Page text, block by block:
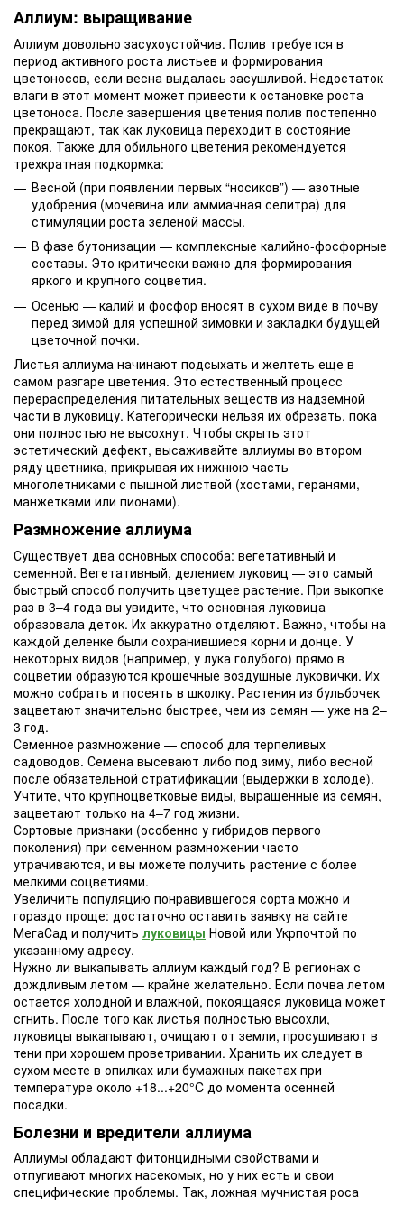
Аллиум: выращивание
Аллиум довольно засухоустойчив. Полив требуется в
период активного роста листьев и формирования
цветоносов, если весна выдалась засушливой. Недостаток
влаги в этот момент может привести к остановке роста
цветоноса. После завершения цветения полив постепенно
прекращают, так как луковица переходит в состояние
покоя. Также для обильного цветения рекомендуется
трехкратная подкормка:
Весной (при появлении первых “носиков”) — азотные
удобрения (мочевина или аммиачная селитра) для
стимуляции роста зеленой массы.
В фазе бутонизации — комплексные калийно-фосфорные
составы. Это критически важно для формирования
яркого и крупного соцветия.
Осенью — калий и фосфор вносят в сухом виде в почву
перед зимой для успешной зимовки и закладки будущей
цветочной почки.
Листья аллиума начинают подсыхать и желтеть еще в
самом разгаре цветения. Это естественный процесс
перераспределения питательных веществ из надземной
части в луковицу. Категорически нельзя их обрезать, пока
они полностью не высохнут. Чтобы скрыть этот
эстетический дефект, высаживайте аллиумы во втором
ряду цветника, прикрывая их нижнюю часть
многолетниками с пышной листвой (хостами, геранями,
манжетками или пионами).
Размножение аллиума
Существует два основных способа: вегетативный и
семенной. Вегетативный, делением луковиц — это самый
быстрый способ получить цветущее растение. При выкопке
раз в 3–4 года вы увидите, что основная луковица
образовала деток. Их аккуратно отделяют. Важно, чтобы на
каждой деленке были сохранившиеся корни и донце. У
некоторых видов (например, у лука голубого) прямо в
соцветии образуются крошечные воздушные луковички. Их
можно собрать и посеять в школку. Растения из бульбочек
зацветают значительно быстрее, чем из семян — уже на 2–
3 год.
Семенное размножение — способ для терпеливых
садоводов. Семена высевают либо под зиму, либо весной
после обязательной стратификации (выдержки в холоде).
Учтите, что крупноцветковые виды, выращенные из семян,
зацветают только на 4–7 год жизни.
Сортовые признаки (особенно у гибридов первого
поколения) при семенном размножении часто
утрачиваются, и вы можете получить растение с более
мелкими соцветиями.
Увеличить популяцию понравившегося сорта можно и
гораздо проще: достаточно оставить заявку на сайте
МегаСад и получить луковицы Новой или Укрпочтой по
указанному адресу.
Нужно ли выкапывать аллиум каждый год? В регионах с
дождливым летом — крайне желательно. Если почва летом
остается холодной и влажной, покоящаяся луковица может
сгнить. После того как листья полностью высохли,
луковицы выкапывают, очищают от земли, просушивают в
тени при хорошем проветривании. Хранить их следует в
сухом месте в опилках или бумажных пакетах при
температуре около +18...+20°C до момента осенней
посадки.
Болезни и вредители аллиума
Аллиумы обладают фитонцидными свойствами и
отпугивают многих насекомых, но у них есть и свои
специфические проблемы. Так, ложная мучнистая роса